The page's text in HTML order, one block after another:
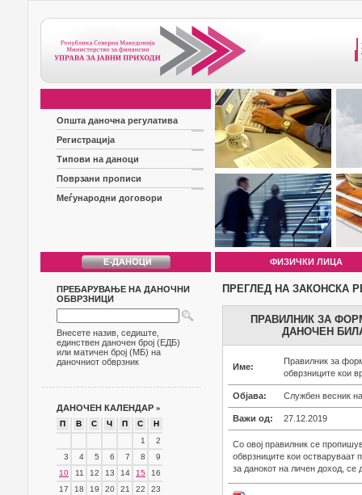
Општа даночна регулатива
Регистрација
Типови на даноци
Поврзани прописи
Меѓународни договори
ФИЗИЧКИ ЛИЦА
ПРЕБАРУВАЊЕ НА ДАНОЧНИ
ОБВРЗНИЦИ
Внесете назив, седиште,
единствен даночен број (ЕДБ)
или матичен број (МБ) на
даночниот обврзник
ДАНОЧЕН КАЛЕНДАР »
П В С Ч П С
Н
1
2
3
4 5 6 7 8
9
10
11 12 13 14 15
16
17
18 19 20 21 22
23
ПРЕГЛЕД НА ЗАКОНСКА
ПРАВИЛНИК ЗА
ДАНОЧЕН
Име:
Правилник за
обврзниците кои
Објава: Службен весник
Важи од: 27.12.2019
Со овој правилник се
обврзниците кои остваруваат
за данокот на личен доход, се